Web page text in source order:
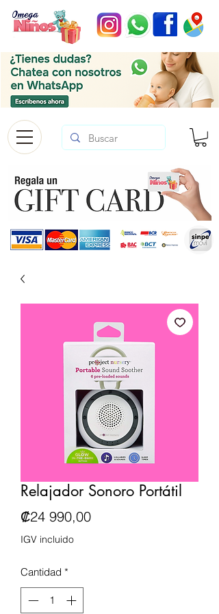
Relajador Sonoro Portátil
₡24 990,00Precio
IGV incluido
Cantidad *